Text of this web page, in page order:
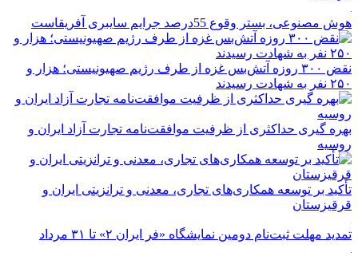
هوش مصنوعی، بستر وقوع 55درصد جرایم سایبری آفریقاست
نقض ۳۰۰ روزه آتش‌بس غزه از طرف رژیم صهیونیستی؛ هزار و
۲۵۰ نفر به شهادت رسیدند
بهره گیری حداکثری از ظرفیت موافقت‌نامه تجارت آزاد ایران و
روسیه
تأکید بر توسعه همکاری‌های تجاری، معدنی و ترانزیتی ایران و
قرقیزستان
تمدید مهلت ثبت‌نام دومین نمایشگاه «فر ایران ۲» تا ۳۱ مرداد